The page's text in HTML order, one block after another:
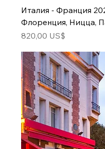
Италия - Франция
Флоренция, Ницца,
Цена
820,00 US$